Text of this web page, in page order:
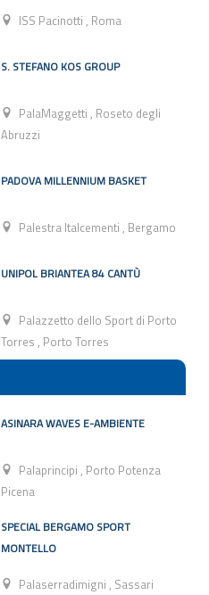
ISS Pacinotti, Roma
S. STEFANO KOS GROUP
PalaMaggetti, Roseto degli
Abruzzi
PADOVA MILLENNIUM BASKET
Palestra Italcementi, Bergamo
UNIPOL BRIANTEA 84 CANTÙ
Palazzetto dello Sport di Porto
Torres , Porto Torres
ASINARA WAVES E-AMBIENTE
Palaprincipi, Porto Potenza
Picena
SPECIAL BERGAMO SPORT
MONTELLO
Palaserradimigni, Sassari